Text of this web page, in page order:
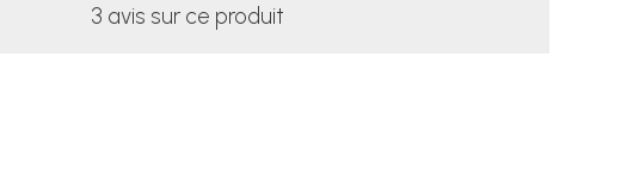
3 avis sur ce produit